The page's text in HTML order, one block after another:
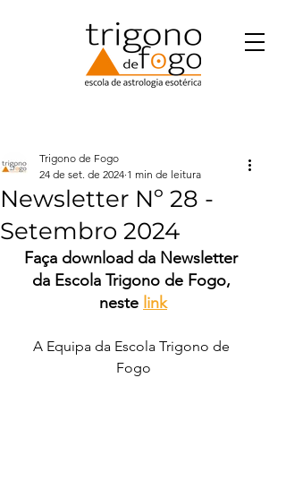
Newsletter Nº 28 -
Setembro 2024
Trigono de Fogo
24 de set. de 2024 1 min de leitura
Faça download da Newsletter
da Escola Trigono de Fogo,
neste link
A Equipa da Escola Trigono de
Fogo